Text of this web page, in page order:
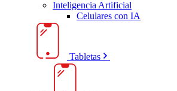
Inteligencia Artificial
Celulares con IA
Tabletas